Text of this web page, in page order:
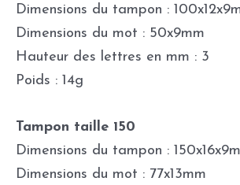
Dimensions du tampon :
Dimensions du mot : 50x9mm
Hauteur des lettres en mm : 3
Poids : 14g
Tampon taille 150
Dimensions du tampon :
Dimensions du mot : 77x13mm